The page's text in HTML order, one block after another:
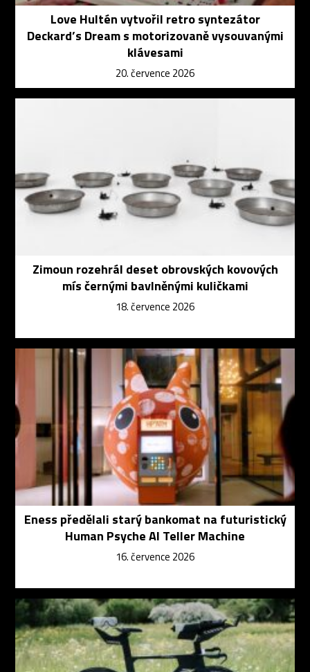
Love Hultén vytvořil retro syntezátor
Deckard’s Dream s motorizovaně vysouvanými
klávesami
20. července 2026
Zimoun rozehrál deset obrovských kovových
mís černými bavlněnými kuličkami
18. července 2026
Eness předělali starý bankomat na futuristický
Human Psyche AI Teller Machine
16. července 2026